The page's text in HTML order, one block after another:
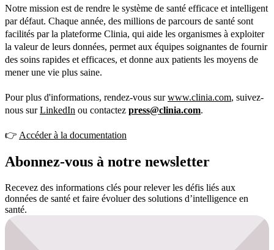
Notre mission est de rendre le système de santé efficace et intelligent
par défaut. Chaque année, des millions de parcours de santé sont
facilités par la plateforme Clinia, qui aide les organismes à exploiter
la valeur de leurs données, permet aux équipes soignantes de fournir
des soins rapides et efficaces, et donne aux patients les moyens de
mener une vie plus saine.
Pour plus d'informations, rendez-vous sur www.clinia.com, suivez-
nous sur LinkedIn ou contactez press@clinia.com.
👉 Accéder à la documentation
Abonnez-vous à notre newsletter
Recevez des informations clés pour relever les défis liés aux
données de santé et faire évoluer des solutions d’intelligence en
santé.